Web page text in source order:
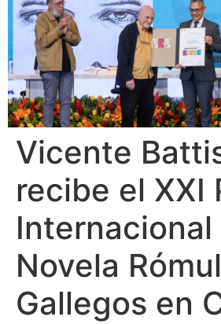
Vicente
recibe el XXI
Internacional
Novela
Gallegos en